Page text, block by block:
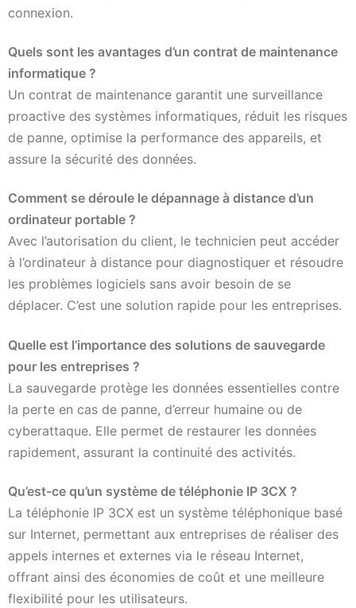
connexion.
Quels sont les avantages d’un contrat de maintenance
informatique ?
Un contrat de maintenance garantit une surveillance
proactive des systèmes informatiques, réduit les risques
de panne, optimise la performance des appareils, et
assure la sécurité des données.
Comment se déroule le dépannage à distance d’un
ordinateur portable ?
Avec l’autorisation du client, le technicien peut accéder
à l’ordinateur à distance pour diagnostiquer et résoudre
les problèmes logiciels sans avoir besoin de se
déplacer. C’est une solution rapide pour les entreprises.
Quelle est l’importance des solutions de sauvegarde
pour les entreprises ?
La sauvegarde protège les données essentielles contre
la perte en cas de panne, d’erreur humaine ou de
cyberattaque. Elle permet de restaurer les données
rapidement, assurant la continuité des activités.
Qu’est-ce qu’un système de téléphonie IP 3CX ?
La téléphonie IP 3CX est un système téléphonique basé
sur Internet, permettant aux entreprises de réaliser des
appels internes et externes via le réseau Internet,
offrant ainsi des économies de coût et une meilleure
flexibilité pour les utilisateurs.